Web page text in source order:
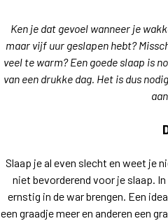
Ken je dat gevoel wanneer je
maar vijf uur geslapen hebt?
veel te warm? Een goede slaap is
van een drukke dag. Het is dus
Slaap je al even slecht en weet je
niet bevorderend voor je slaap.
ernstig in de war brengen. Een
een graadje meer en anderen een